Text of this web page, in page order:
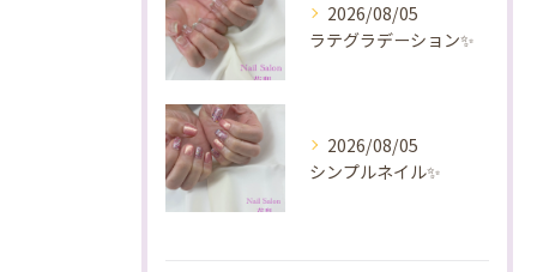
2026/08/05
ラテグラデーション✨️
2026/08/05
シンプルネイル✨️